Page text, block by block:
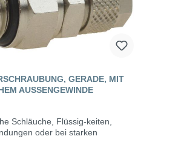
GERADE, MIT
AUSSENGEWINDE
Schläuche, Flüssig-keiten,
oder bei starken